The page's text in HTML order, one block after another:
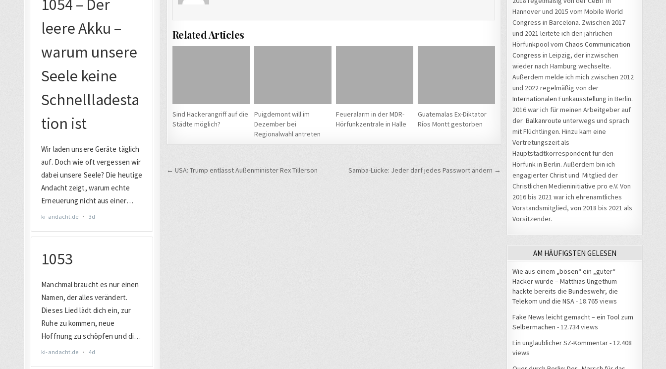
Related Articles
Sind Hackerangriff auf die
Städte möglich?
Puigdemont will im
Dezember bei
Regionalwahl antreten
Feueralarm in der MDR-
Hörfunkzentrale in Halle
Guatemalas Ex-Diktator
Ríos Montt gestorben
Beitragsnavigation Samba-Lücke: Jeder darf jedes Passwort ändern →
← USA: Trump entlässt Außenminister Rex Tillerson
Hannover und 2015 vom Mobile World
Congress in Barcelona. Zwischen 2017
und 2021 leitete ich den jährlichen
Hörfunkpool vom Chaos Communication
Congress in Leipzig, der inzwischen
wieder nach Hamburg wechselte.
Außerdem melde ich mich zwischen 2012
und 2022 regelmäßig von der
Internationalen Funkausstellung in Berlin.
2016 war ich für meinen Arbeitgeber auf
der Balkanroute unterwegs und sprach
mit Flüchtlingen. Hinzu kam eine
Vertretungszeit als
Hauptstadtkorrespondent für den
Hörfunk in Berlin. Außerdem bin ich
engagierter Christ und Mitglied der
Christlichen Medieninitiative pro e.V. Von
2016 bis 2021 war ich ehrenamtliches
Vorstandsmitglied, von 2018 bis 2021 als
Vorsitzender.
AM HÄUFIGSTEN GELESEN
Wie aus einem „bösen“ ein „guter“
Hacker wurde – Matthias Ungethüm
hackte bereits die Bundeswehr, die
Telekom und die NSA - 18.765 views
Fake News leicht gemacht – ein Tool zum
Selbermachen - 12.734 views
Ein unglaublicher SZ-Kommentar- 12.408
views